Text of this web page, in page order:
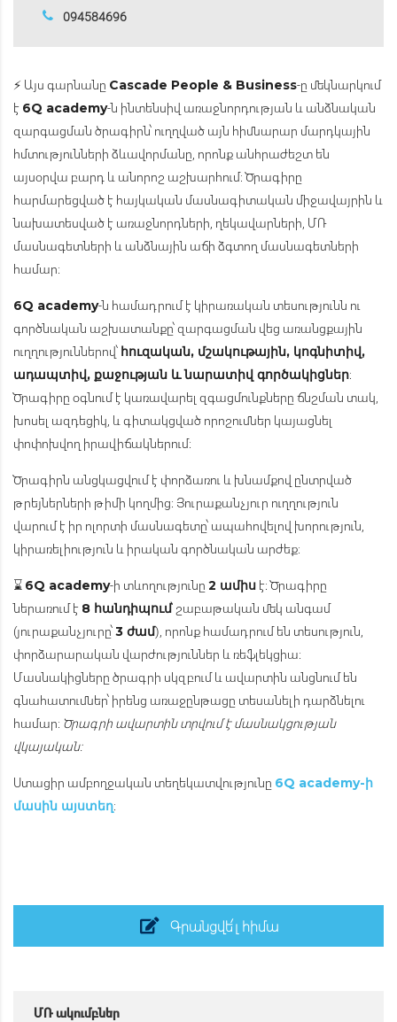
094584696
⚡ Այս գարնանը Cascade People & Business-ը մեկնարկում
է 6Q academy-ն ինտենսիվ առաջնորդության և անձնական
զարգացման ծրագիրն՝ ուղղված այն հիմնարար մարդկային
հմտությունների ձևավորմանը, որոնք անհրաժեշտ են
այսօրվա բարդ և անորոշ աշխարհում։ Ծրագիրը
հարմարեցված է հայկական մասնագիտական միջավայրին և
նախատեսված է առաջնորդների, ղեկավարների, ՄՌ
մասնագետների և անձնային աճի ձգտող մասնագետների
համար։
6Q academy-ն համադրում է կիրառական տեսությունն ու
գործնական աշխատանքը՝ զարգացման վեց առանցքային
ուղղություններով՝ հուզական, մշակութային, կոգնիտիվ,
ադապտիվ, քաջության և նարատիվ գործակիցներ։
Ծրագիրը օգնում է կառավարել զգացմունքները ճնշման տակ,
խոսել ազդեցիկ, և գիտակցված որոշումներ կայացնել
փոփոխվող իրավիճակներում։
Ծրագիրն անցկացվում է փորձառու և խնամքով ընտրված
թրեյներների թիմի կողմից։ Յուրաքանչյուր ուղղություն
վարում է իր ոլորտի մասնագետը՝ ապահովելով խորություն,
կիրառելիություն և իրական գործնական արժեք։
⌛ 6Q academy-ի տևողությունը 2 ամիս է։ Ծրագիրը
ներառում է 8 հանդիպում՝ շաբաթական մեկ անգամ
(յուրաքանչյուրը՝3 ժամ), որոնք համադրում են տեսություն,
փորձարարական վարժություններ և ռեֆլեկցիա։
Մասնակիցները ծրագրի սկզբում և ավարտին անցնում են
գնահատումներ՝ իրենց առաջընթացը տեսանելի դարձնելու
համար։ Ծրագրի ավարտին տրվում է մասնակցության
վկայական։
Ստացիր ամբողջական տեղեկատվությունը 6Q academy-ի
մասին այստեղ։
Գրանցվե՛լ հիմա
ՄՌ ակումբներ